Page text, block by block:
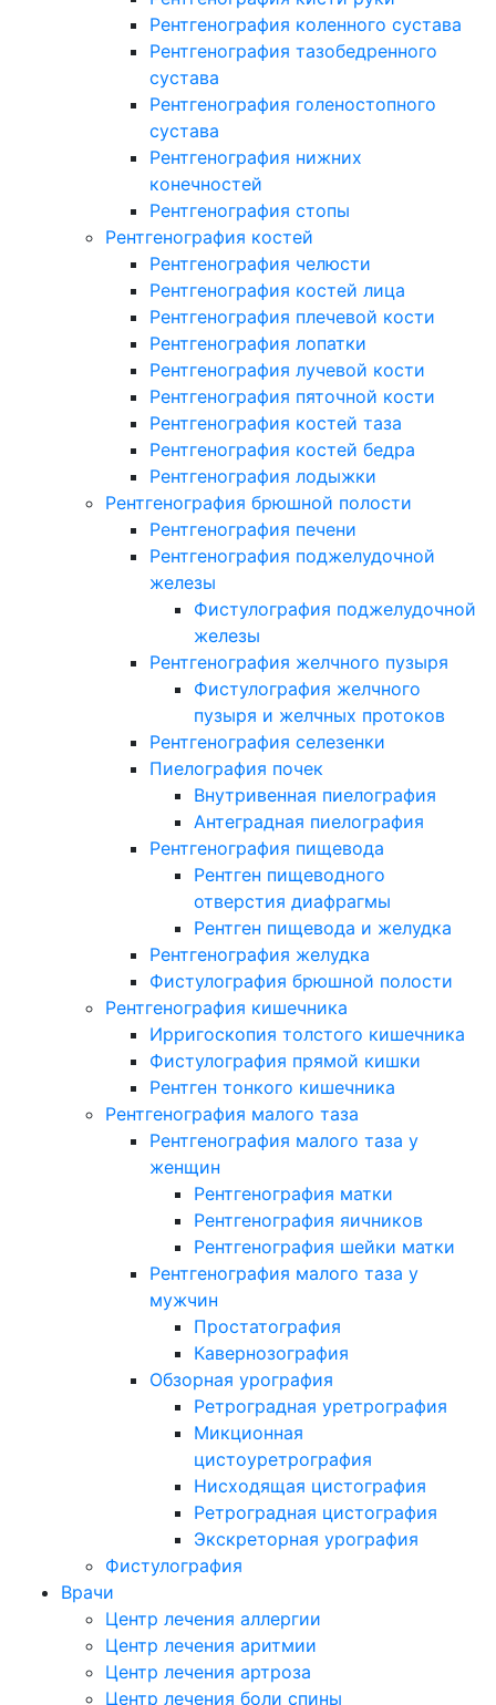
Рентгенография коленного сустава
Рентгенография тазобедренного
сустава
Рентгенография голеностопного
сустава
Рентгенография нижних
конечностей
Рентгенография стопы
Рентгенография костей
Рентгенография челюсти
Рентгенография костей лица
Рентгенография плечевой кости
Рентгенография лопатки
Рентгенография лучевой кости
Рентгенография пяточной кости
Рентгенография костей таза
Рентгенография костей бедра
Рентгенография лодыжки
Рентгенография брюшной полости
Рентгенография печени
Рентгенография поджелудочной
железы
Фистулография поджелудочной
железы
Рентгенография желчного пузыря
Фистулография желчного
пузыря и желчных протоков
Рентгенография селезенки
Пиелография почек
Внутривенная пиелография
Антеградная пиелография
Рентгенография пищевода
Рентген пищеводного
отверстия диафрагмы
Рентген пищевода и желудка
Рентгенография желудка
Фистулография брюшной полости
Рентгенография кишечника
Ирригоскопия толстого кишечника
Фистулография прямой кишки
Рентген тонкого кишечника
Рентгенография малого таза
Рентгенография малого таза у
женщин
Рентгенография матки
Рентгенография яичников
Рентгенография шейки матки
Рентгенография малого таза у
мужчин
Простатография
Кавернозография
Обзорная урография
Ретроградная уретрография
Микционная
цистоуретрография
Нисходящая цистография
Ретроградная цистография
Экскреторная урография
Фистулография
Врачи
Центр лечения аллергии
Центр лечения аритмии
Центр лечения артроза
Центр лечения боли спины